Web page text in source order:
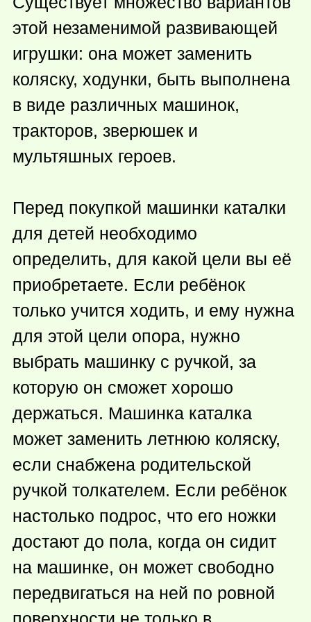
этой незаменимой развивающей
игрушки: она может заменить
коляску, ходунки, быть выполнена
в виде различных машинок,
тракторов, зверюшек и
мультяшных героев.
Перед покупкой машинки каталки
для детей необходимо
определить, для какой цели вы её
приобретаете. Если ребёнок
только учится ходить, и ему нужна
для этой цели опора, нужно
выбрать машинку с ручкой, за
которую он сможет хорошо
держаться. Машинка каталка
может заменить летнюю коляску,
если снабжена родительской
ручкой толкателем. Если ребёнок
настолько подрос, что его ножки
достают до пола, когда он сидит
на машинке, он может свободно
передвигаться на ней по ровной